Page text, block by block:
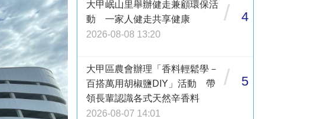
大甲岷山里舉辦健走兼顧環保活
動 一家人健走共享健康
2026-08-08 13:20
/ 4
大甲區農會辦理「香料輕鬆學－
百搭萬用胡椒鹽DIY」活動 帶
領長輩認識各式天然辛香料
2026-08-07 14:01
/ 5